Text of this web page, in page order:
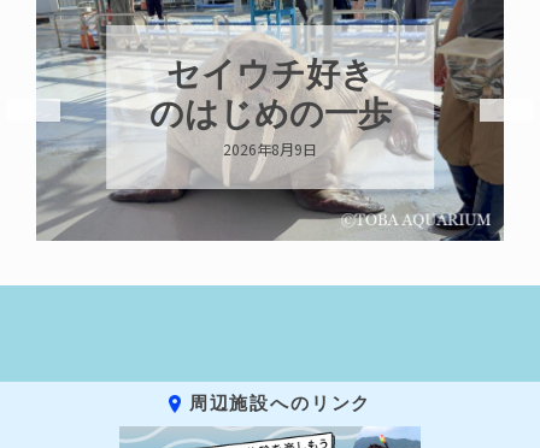
セイウチ好き
のはじめの一歩
2026年8月9日
周辺施設へのリンク